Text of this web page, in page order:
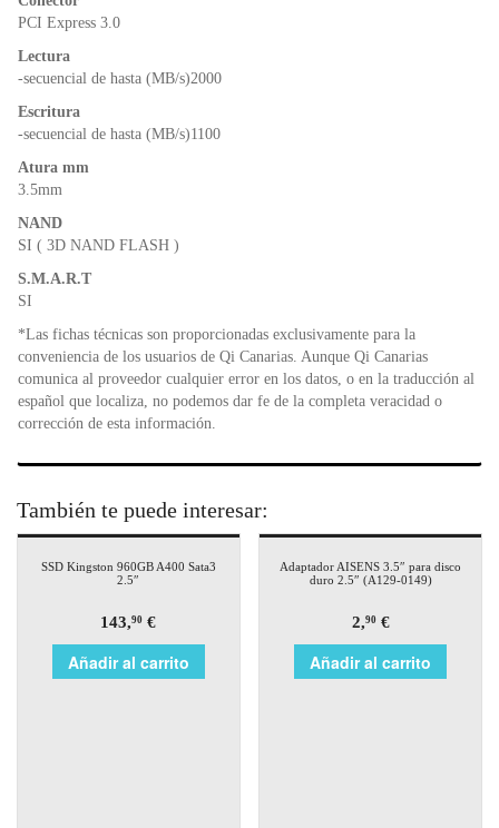
PCI Express 3.0
Lectura
-secuencial de hasta (MB/s)2000
Escritura
-secuencial de hasta (MB/s)1100
Atura mm
3.5mm
NAND
SI ( 3D NAND FLASH )
S.M.A.R.T
SI
*Las fichas técnicas son proporcionadas exclusivamente para la
conveniencia de los usuarios de Qi Canarias. Aunque Qi Canarias
comunica al proveedor cualquier error en los datos, o en la traducción al
español que localiza, no podemos dar fe de la completa veracidad o
corrección de esta información.
También te puede interesar:
SSD Kingston 960GB A400 Sata3
2.5″
143,90 €
Añadir al carrito
Adaptador AISENS 3.5″ para disco
duro 2.5″ (A129-0149)
2,90€
Añadir al carrito